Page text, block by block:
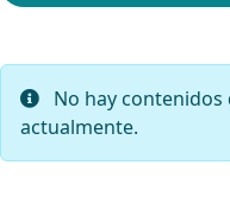
No hay
actualmente.